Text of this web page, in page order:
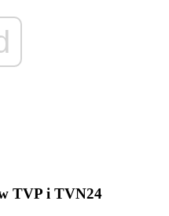
TVP i TVN24